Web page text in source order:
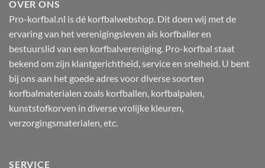
OVER ONS
Pro-korfbal.nl is dé korfbalwebshop. Dit doen wij met de
ervaring van het verenigingsleven als korfballer en
bestuurslid van een korfbalvereniging. Pro-korfbal staat
bekend om zijn klantgerichtheid, service en snelheid. U bent
bij ons aan het goede adres voor diverse soorten
korfbalmaterialen zoals korfballen, korfbalpalen,
kunststofkorven in diverse vrolijke kleuren,
verzorgingsmaterialen, etc.
SERVICE